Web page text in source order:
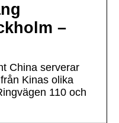
–
China serverar
Kinas olika
110 och